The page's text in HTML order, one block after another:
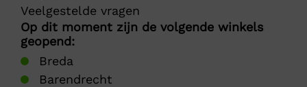
Veelgestelde vragen
Op dit moment zijn de volgende winkels
geopend:
Breda
Barendrecht